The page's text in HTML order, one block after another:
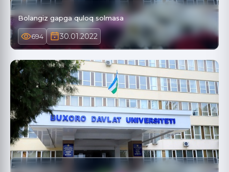
Bolangiz gapga quloq solmasa
694 30.01.2022